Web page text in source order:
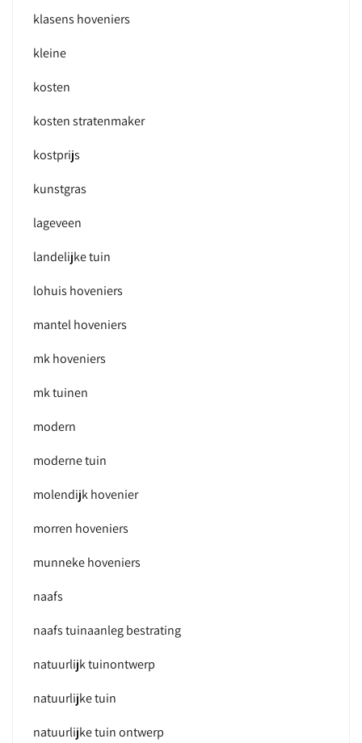
klasens hoveniers
kleine
kosten
kosten stratenmaker
kostprijs
kunstgras
lageveen
landelijke tuin
lohuis hoveniers
mantel hoveniers
mk hoveniers
mk tuinen
modern
moderne tuin
molendijk hovenier
morren hoveniers
munneke hoveniers
naafs
naafs tuinaanleg bestrating
natuurlijk tuinontwerp
natuurlijke tuin
natuurlijke tuin ontwerp